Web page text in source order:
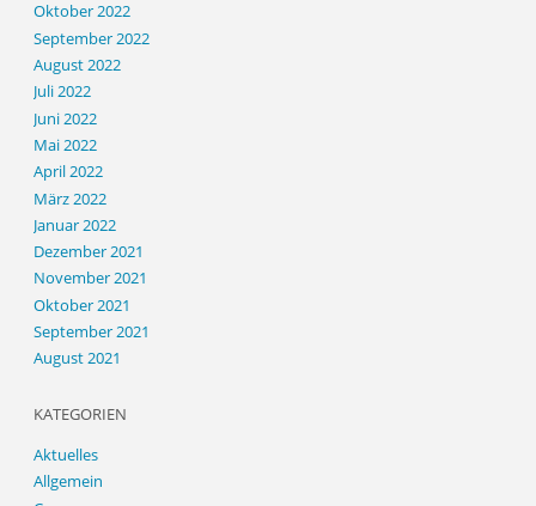
Oktober 2022
September 2022
August 2022
Juli 2022
Juni 2022
Mai 2022
April 2022
März 2022
Januar 2022
Dezember 2021
November 2021
Oktober 2021
September 2021
August 2021
KATEGORIEN
Aktuelles
Allgemein